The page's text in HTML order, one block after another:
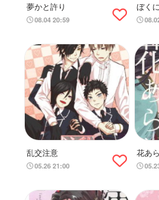
夢かと許り
08.04 20:59
ぼく
ね。
乱交注意
05.26 21:00
花あ